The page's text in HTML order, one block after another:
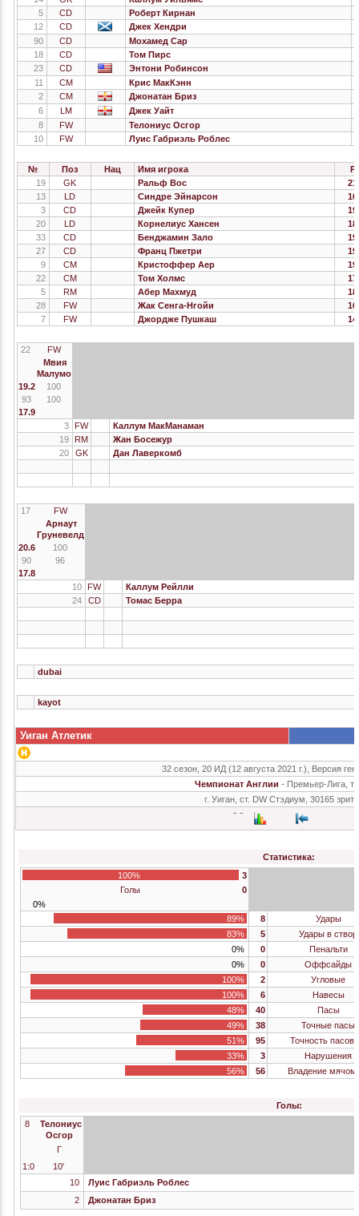
5
CD
Роберт Кирнан
12
CD
Джек Хендри
90
CD
Мохамед Сар
18
CD
Том Пирс
23
CD
Энтони Робинсон
11
CM
Крис МакКэнн
2
CM
Джонатан Бриз
6
LM
Джек Уайт
8
FW
Телониус Осгор
10
FW Луис Габриэль Роблес
№ Поз Нац Имя игрока
19
GK Ральф Вос
13
LD Синдре Эйнарсон
3
CD Джейк Купер
20
LD Корнелиус Хансен
33
CD Бенджамин Зало
27
CD Франц Пжетри
9
CM Кристоффер Аер
22
CM Том Холмс
5
RM Абер Махмуд
28
FW Жак Сенга-Нгойи
7
FW Джордже Пушкаш
22
FW
Мвия
Малумо
19.2
100
93
100
17.9
3
FW
Каллум МакМанаман
19
RM
Жан Босежур
20
GK Дан Лаверкомб
17
FW
Арнаут
Груневелд
20.6
100
90
96
17.8
10
FW
Каллум Рейлли
24
CD Томас Берра
dubai
kayot
Уиган Атлетик
32 сезон, 20 ИД (12 августа 2021 г.), Версия
Чемпионат Англии - Премьер-Лига,
г. Уиган, ст. DW Стэдиум, 30165
Статистика:
100%
3
Голы
0
0%
89%
8
Удары
83%
5
Удары в створ
0%
0
Пенальти
0%
0
Оффсайды
100%
2
Угловые
100%
6
Навесы
48%
40
Пасы
49%
38
Точные пасы
51%
95
Точность пасов,
33%
3
Нарушения
56%
56 Владение
Голы:
8
Телониус
Осгор
Г
1:0
10'
10
Луис Габриэль Роблес
2
Джонатан Бриз